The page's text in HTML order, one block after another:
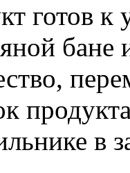
готов к
бане
в